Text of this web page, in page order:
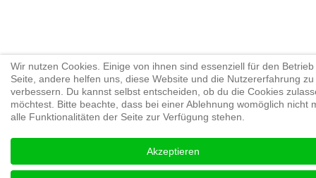
Wir nutzen Cookies. Einige von ihnen sind essenziell für den
Seite, andere helfen uns, diese Website und die Nutzererfahrung zu
verbessern. Du kannst selbst entscheiden, ob du die Cookies
möchtest. Bitte beachte, dass bei einer Ablehnung womöglich nicht
alle Funktionalitäten der Seite zur Verfügung stehen.
Akzeptieren